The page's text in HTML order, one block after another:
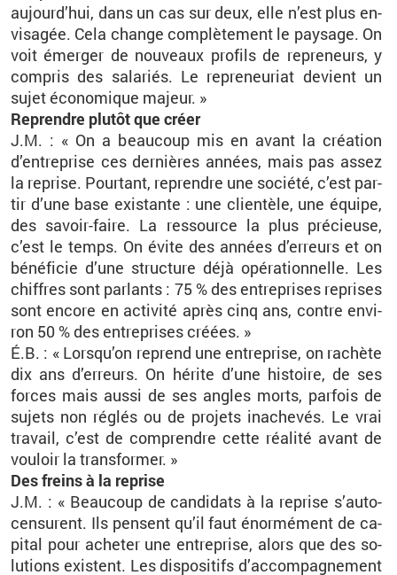
au­jour­d’hui, dans un cas sur deux, elle n’est plus en­
vi­sa­gée. Cela change com­plè­te­ment le pay­sage. On
voit émer­ger de nou­veaux pro­fils de re­pre­neurs, y
com­pris des sa­la­riés. Le re­pre­neu­riat de­vient un
sujet éco­no­mique ma­jeur. »
Re­prendre plu­tôt que créer
J.M. : « On a beau­coup mis en avant la créa­tion
d’en­tre­prise ces der­nières an­nées, mais pas assez
la re­prise. Pour­tant, re­prendre une so­ciété, c’est par­
tir d’une base exis­tante : une clien­tèle, une équipe,
des sa­voir-faire. La res­source la plus pré­cieuse,
c’est le temps. On évite des an­nées d’er­reurs et on
bé­né­fi­cie d’une struc­ture déjà opé­ra­tion­nelle. Les
chiffres sont par­lants : 75 % des en­tre­prises re­prises
sont en­core en ac­ti­vité après cinq ans, contre en­vi­
ron 50 % des en­tre­prises créées. »
É.B. : « Lors­qu’on re­prend une en­tre­prise, on ra­chète
dix ans d’er­reurs. On hé­rite d’une his­toire, de ses
forces mais aussi de ses angles morts, par­fois de
su­jets non ré­glés ou de pro­jets in­ache­vés. Le vrai
tra­vail, c’est de com­prendre cette réa­lité avant de
vou­loir la trans­for­mer. »
Des freins à la re­prise
J.M. : « Beau­coup de can­di­dats à la re­prise s’au­to­
cen­surent. Ils pensent qu’il faut énor­mé­ment de ca­
pi­tal pour ache­ter une en­tre­prise, alors que des so­
lu­tions existent. Les dis­po­si­tifs d’ac­com­pa­gne­ment